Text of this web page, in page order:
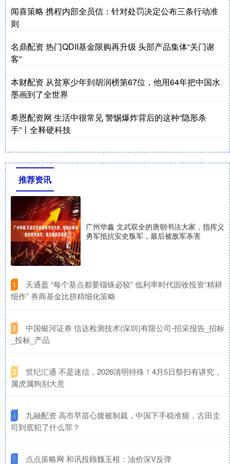
闻喜策略 携程内部全员信：针对处罚决定公布三条行动准
则
名鼎配资 热门QDII基金限购再升级 头部产品集体“关门谢
客”
本财配资 从贫寒少年到胡润榜第67位，他用64年把中国水
墨画到了全世界
希恩配资网 生活中很常见 警惕爆炸背后的这种“隐形杀
手”丨全释硬科技
推荐资讯
广州华鑫 文武双全的唐朝书法大家，指挥义
勇军抵抗安史叛军，最后被敌军杀害
1
​天通盈 “每个基点都要锱铢必较” 低利率时代固收投资“精耕
细作” 券商基金比拼精细化策略
2
​中国银河证券 信达检测技术(深圳)有限公司-招采报告_招标
_投标_产品
3
​世纪汇通 不是迷信，2026清明特殊！4月5日祭扫有讲究，
属虎属狗别大意
4
​九融配资 高市早苗心腹被制裁，中国下手稳准狠，古田圭
司到底犯了什么罪？
5 ​点点策略网 和讯投顾魏玉根：油价深V反弹